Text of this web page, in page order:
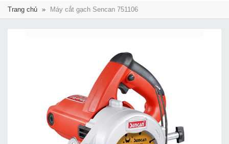
NAVIGATION
Trang chủ » Máy cắt gạch Sencan 751106